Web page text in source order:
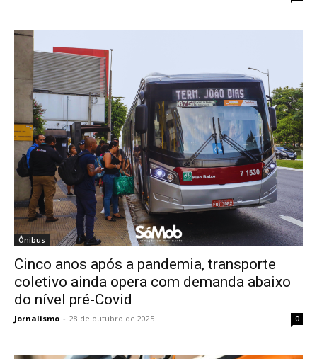
Ônibus
Cinco anos após a pandemia, transporte
coletivo ainda opera com demanda abaixo
do nível pré-Covid
Jornalismo - 28 de outubro de 2025 0